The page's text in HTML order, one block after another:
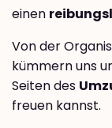
einen
Von der
kümmern uns
Seiten des
freuen kannst.